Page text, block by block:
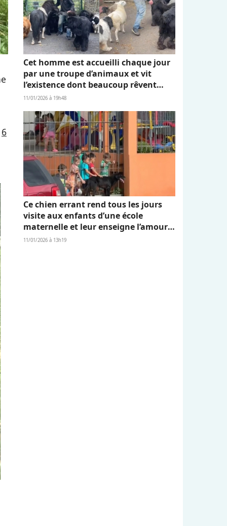
6
Cet homme est accueilli chaque jour
par une troupe d’animaux et vit
l’existence dont beaucoup rêvent
(vidéo)
11/01/2026 à 19h48
Ce chien errant rend tous les jours
visite aux enfants d’une école
maternelle et leur enseigne l’amour
et l’empathie (vidéo)
11/01/2026 à 13h19